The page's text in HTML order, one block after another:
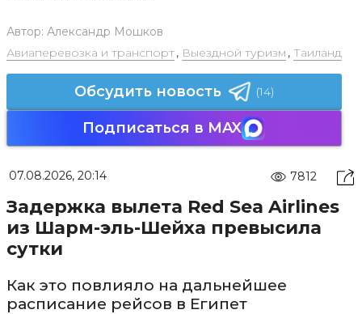
Автор: Александр Мошков
Авиаперевозка и транспорт, Выездной туризм , Таиланд
Обсудить новость (14)
Подписаться в MAX
07.08.2026, 20:14 7812
Задержка вылета Red Sea Airlines
из Шарм-эль-Шейха превысила
сутки
Как это повлияло на дальнейшее
расписание рейсов в Египет